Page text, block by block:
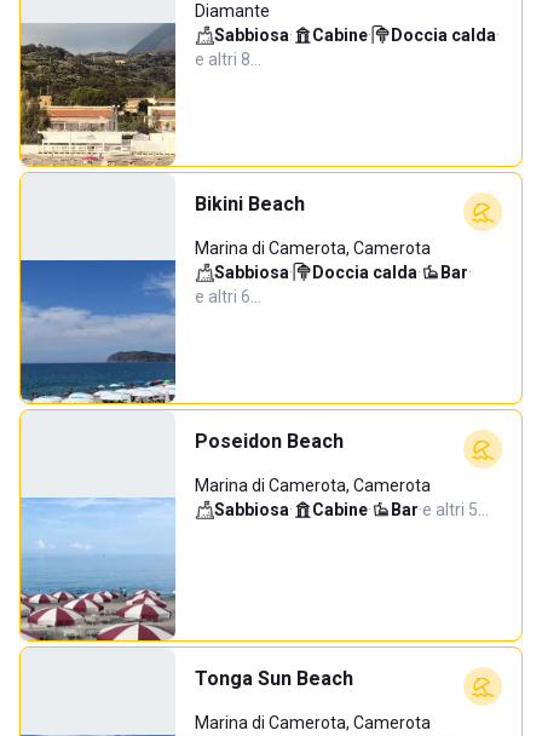
Diamante
Sabbiosa· Cabine· Doccia calda·
e altri 8…
Bikini Beach
Marina di Camerota, Camerota
Sabbiosa· Doccia calda· Bar·
e altri 6…
Poseidon Beach
Marina di Camerota, Camerota
Sabbiosa· Cabine· Bar·e altri 5…
Tonga Sun Beach
Marina di Camerota, Camerota